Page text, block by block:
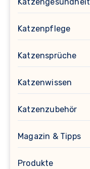
Katzengesundheit
Katzenpflege
Katzensprüche
Katzenwissen
Katzenzubehör
Magazin & Tipps
Produkte